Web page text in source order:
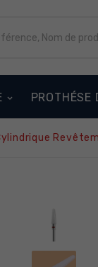
PROTHÉSE